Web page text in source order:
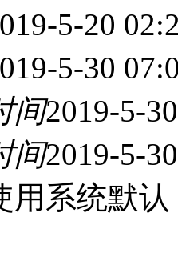
5-20
5-30
间2019-5-
间2019-5-
用系统默认